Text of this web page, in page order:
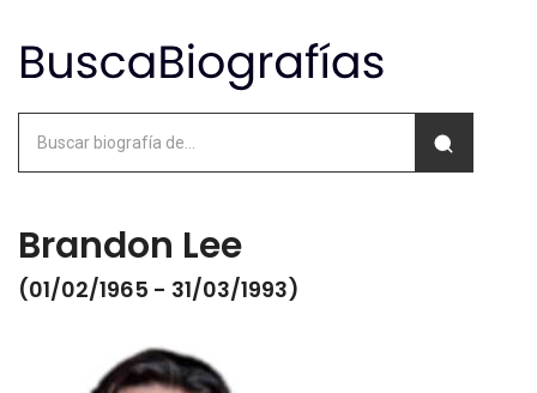
Brandon Lee
(01/02/1965 - 31/03/1993)